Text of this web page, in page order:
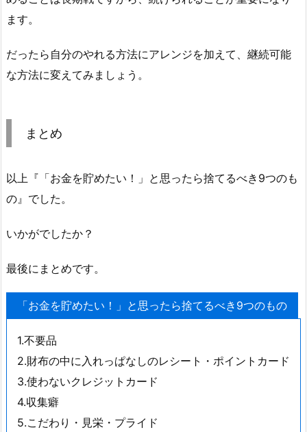
ます。
だったら自分のやれる方法にアレンジを加えて、継続可能
な方法に変えてみましょう。
まとめ
以上『「お金を貯めたい！」と思ったら捨てるべき9つのも
の』でした。
いかがでしたか？
最後にまとめです。
「お金を貯めたい！」と思ったら捨てるべき9つのもの
1.不要品
2.財布の中に入れっぱなしのレシート・ポイントカード
3.使わないクレジットカード
4.収集癖
5.こだわり・見栄・プライド